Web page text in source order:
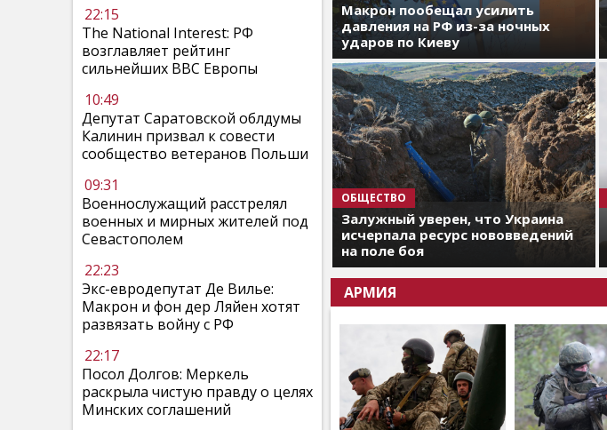
22:15
The National Interest: РФ
возглавляет рейтинг
сильнейших ВВС Европы
10:49
Депутат Саратовской облдумы
Калинин призвал к совести
сообщество ветеранов Польши
09:31
Военнослужащий расстрелял
военных и мирных жителей под
Севастополем
22:23
Экс-евродепутат Де Вилье:
Макрон и фон дер Ляйен хотят
развязать войну с РФ
22:17
Посол Долгов: Меркель
раскрыла чистую правду о целях
Минских соглашений
Макрон пообещал усилить
давления на РФ из-за ночных
ударов по Киеву
ОБЩЕСТВО
Залужный уверен, что Украина
исчерпала ресурс нововведений
на поле боя
АРМИЯ